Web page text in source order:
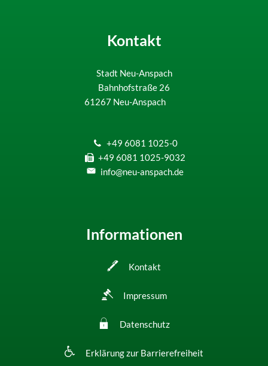
Kontakt
Stadt Neu-Anspach
Bahnhofstraße 26
61267 Neu-Anspach
+49 6081 1025-0
+49 6081 1025-9032
info@neu-anspach.de
Informationen
Kontakt
Impressum
Datenschutz
Erklärung zur Barrierefreiheit